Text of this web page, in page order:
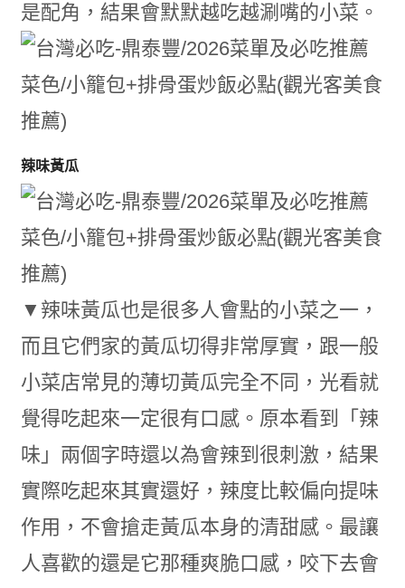
是配角，結果會默默越吃越涮嘴的小菜。
辣味黃瓜
▼辣味黃瓜也是很多人會點的小菜之一，
而且它們家的黃瓜切得非常厚實，跟一般
小菜店常見的薄切黃瓜完全不同，光看就
覺得吃起來一定很有口感。原本看到「辣
味」兩個字時還以為會辣到很刺激，結果
實際吃起來其實還好，辣度比較偏向提味
作用，不會搶走黃瓜本身的清甜感。最讓
人喜歡的還是它那種爽脆口感，咬下去會